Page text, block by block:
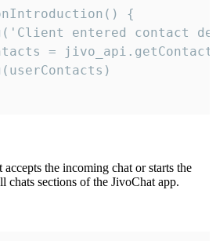
{
entered contact
=
the incoming chat or starts the
sections of the JivoChat app.